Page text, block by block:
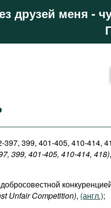
друзей меня -
397, 399, 401-405, 410-414,
399, 401-405, 410-414, 418),
Unfair Competition), (англ.);